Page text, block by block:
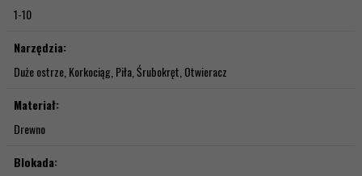
1-10
Narzędzia:
Duże ostrze, Korkociąg, Piła, Śrubokręt, Otwieracz
Materiał:
Drewno
Blokada: